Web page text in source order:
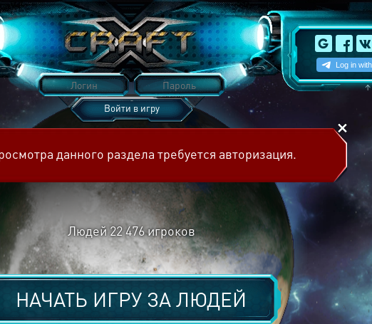
↑
Войти в игру
данного раздела требуется авторизация.
Людей 22 476игроков
НАЧАТЬ ИГРУ ЗАЛЮДЕЙ